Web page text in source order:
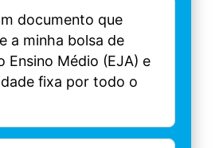
documento que
a minha bolsa de
Ensino Médio (EJA) e
fixa por todo o